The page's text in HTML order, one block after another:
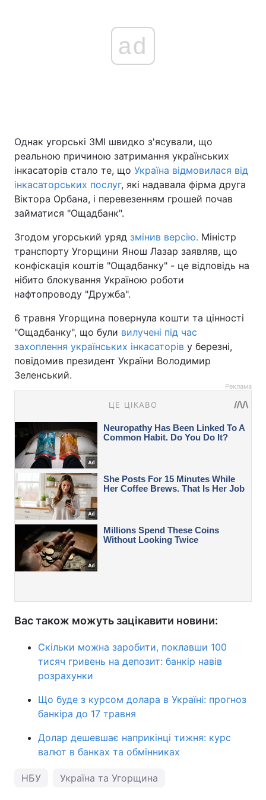
ad
Однак угорські ЗМІ швидко з'ясували, що
реальною причиною затримання українських
інкасаторів стало те, що Україна відмовилася від
інкасаторських послуг, які надавала фірма друга
Віктора Орбана, і перевезенням грошей почав
займатися "Ощадбанк".
Згодом угорський уряд змінив версію. Міністр
транспорту Угорщини Янош Лазар заявляв, що
конфіскація коштів "Ощадбанку" - це відповідь на
нібито блокування Україною роботи
нафтопроводу "Дружба".
6 травня Угорщина повернула кошти та цінності
"Ощадбанку", що були вилучені під час
захоплення українських інкасаторів у березні,
повідомив президент України Володимир
Зеленський.
Реклама
Вас також можуть зацікавити новини:
Скільки можна заробити, поклавши 100
тисяч гривень на депозит: банкір навів
розрахунки
Що буде з курсом долара в Україні: прогноз
банкіра до 17 травня
Долар дешевшає наприкінці тижня: курс
валют в банках та обмінниках
НБУ Україна та Угорщина